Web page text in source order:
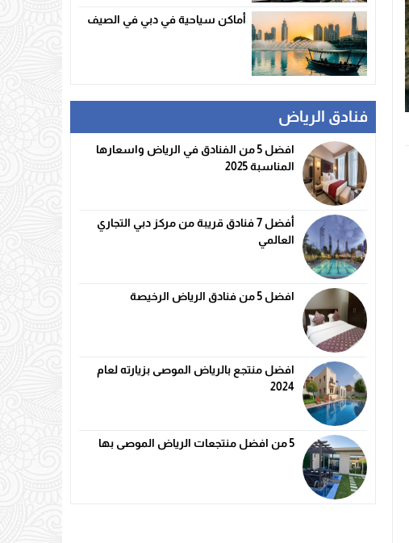
أماكن سياحية في دبي في الصيف
فنادق الرياض
افضل 5 من الفنادق في الرياض واسعارها
المناسبة 2025
أفضل 7 فنادق قريبة من مركز دبي التجاري
العالمي
افضل 5 من فنادق الرياض الرخيصة
افضل منتجع بالرياض الموصى بزيارته لعام
2024
5 من افضل منتجعات الرياض الموصى بها